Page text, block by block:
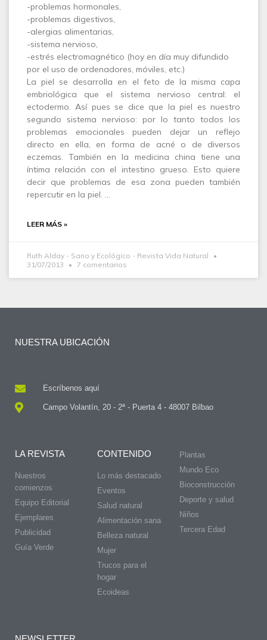
-problemas hormonales,
-problemas digestivos,
-alergias alimentarias,
-sistema nervioso,
-estrés electromagnético (hoy en día muy difundido
por el uso de ordenadores, móviles, etc.)
La piel se desarrolla en el feto de la misma capa
embriológica que el sistema nervioso central: el
ectodermo. Así pues se dice que la piel es nuestro
segundo sistema nervioso: por lo tanto todos los
problemas emocionales pueden dejar un reflejo
directo en ella, en forma de acné o de diversos
eczemas. También en la medicina china tiene una
íntima relación con el intestino grueso. Esto quiere
decir que problemas de esa zona pueden también
repercutir en la piel. …
LEER MÁS »
Ruth Alday - Sano y Ecológico - Revista Vida Natural
31/07/2013
7 comentarios
NUESTRA UBICACIÓN
Escríbenos aquí
Campo Volantín, 20 - 2ª - Puerta 4 - 48007 Bilbao
LA REVISTA
Nuestros
comienzos
Equipo Editorial
Ejemplares
Publicidad
Guía Verde
CONTENIDO
Lo más destacado
Eventos
Salud natural
Alimentación sana
Belleza natural
Mujer
Trucos para el
hogar
Ecoideas
Plantas
Mundo Eco
Bioconstrucción
Deporte y salud
Niños
Tercera Edad